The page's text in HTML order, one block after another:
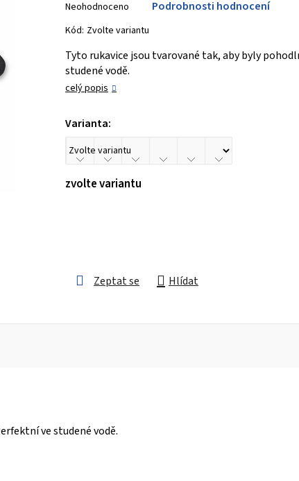
hodnocení
produktu
0,0
z 5
hvězdiček.
Neohodnoceno Podrobnosti hodnocení
Kód: Zvolte variantu
Tyto rukavice jsou tvarované tak, aby byly
studené vodě.
celý popis
Varianta:
zvolte variantu
Zeptat se Hlídat
ve studené vodě.